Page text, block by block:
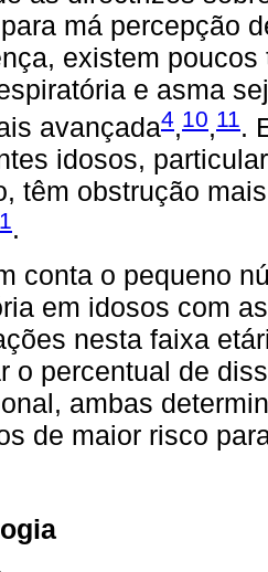
má percepção
existem
e asma
avançada4,10,11.
idosos,
têm obstrução
.
conta o pequeno
em idosos com
nesta faixa
o percentual de
ambas
de maior risco